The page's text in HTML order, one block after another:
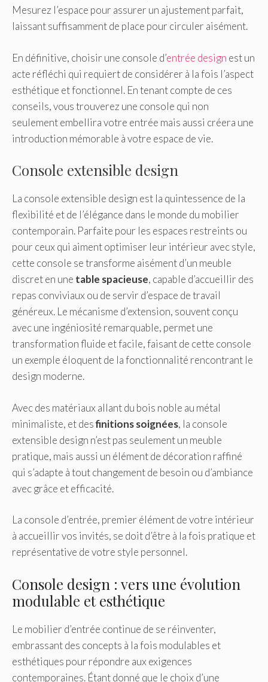
Mesurez l’espace pour assurer un ajustement parfait,
laissant suffisamment de place pour circuler aisément.
En définitive, choisir une console d’entrée design est un
acte réfléchi qui requiert de considérer à la fois l’aspect
esthétique et fonctionnel. En tenant compte de ces
conseils, vous trouverez une console qui non
seulement embellira votre entrée mais aussi créera une
introduction mémorable à votre espace de vie.
Console extensible design
La console extensible design est la quintessence de la
flexibilité et de l’élégance dans le monde du mobilier
contemporain. Parfaite pour les espaces restreints ou
pour ceux qui aiment optimiser leur intérieur avec style,
cette console se transforme aisément d’un meuble
discret en une table spacieuse, capable d’accueillir des
repas conviviaux ou de servir d’espace de travail
généreux. Le mécanisme d’extension, souvent conçu
avec une ingéniosité remarquable, permet une
transformation fluide et facile, faisant de cette console
un exemple éloquent de la fonctionnalité rencontrant le
design moderne.
Avec des matériaux allant du bois noble au métal
minimaliste, et desfinitions soignées, la console
extensible design n’est pas seulement un meuble
pratique, mais aussi un élément de décoration raffiné
qui s’adapte à tout changement de besoin ou d’ambiance
avec grâce et efficacité.
La console d’entrée, premier élément de votre intérieur
à accueillir vos invités, se doit d’être à la fois pratique et
représentative de votre style personnel.
Console design : vers une évolution
modulable et esthétique
Le mobilier d’entrée continue de se réinventer,
embrassant des concepts à la fois modulables et
esthétiques pour répondre aux exigences
contemporaines. Étant donné que le choix d’une